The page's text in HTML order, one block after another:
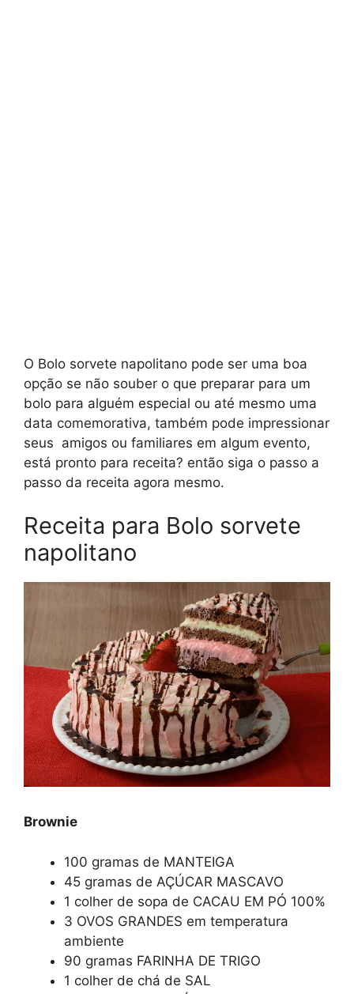
O Bolo sorvete napolitano pode ser uma boa
opção se não souber o que preparar para um
bolo para alguém especial ou até mesmo uma
data comemorativa, também pode impressionar
seus amigos ou familiares em algum evento,
está pronto para receita? então siga o passo a
passo da receita agora mesmo.
Receita para Bolo sorvete
napolitano
Brownie
100 gramas de MANTEIGA
45 gramas de AÇÚCAR MASCAVO
1 colher de sopa de CACAU EM PÓ 100%
3 OVOS GRANDES em temperatura
ambiente
90 gramas FARINHA DE TRIGO
1 colher de chá de SAL